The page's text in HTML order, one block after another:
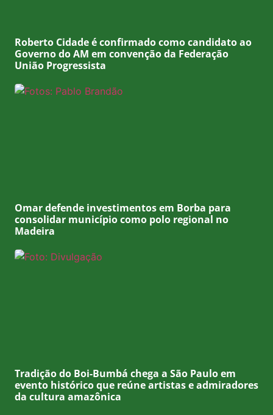
Roberto Cidade é confirmado como candidato ao
Governo do AM em convenção da Federação
União Progressista
Omar defende investimentos em Borba para
consolidar município como polo regional no
Madeira
Tradição do Boi-Bumbá chega a São Paulo em
evento histórico que reúne artistas e admiradores
da cultura amazônica